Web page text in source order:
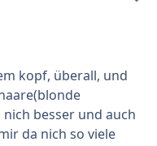
kopf, überall, und
besser und auch
da nich so viele